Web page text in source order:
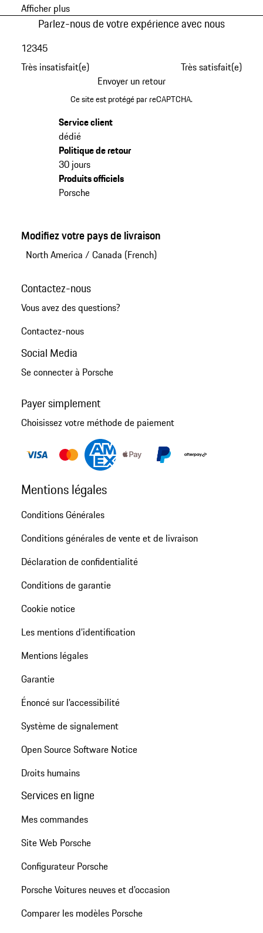
Afficher plus
Parlez-nous de votre expérience avec nous
Très insatisfait(e)
12345
Très satisfait(e)
Envoyer un retour
Ce site est protégé par reCAPTCHA.
Service client
dédié
Politique de retour
30 jours
Produits officiels
Porsche
Modifiez votre pays de livraison
North America / Canada (French)
Contactez-nous
Vous avez des questions?
Contactez-nous
Social Media
Se connecter à Porsche
Payer simplement
Choisissez votre méthode de paiement
Mentions légales
Conditions Générales
Conditions générales de vente et de livraison
Déclaration de confidentialité
Conditions de garantie
Cookie notice
Les mentions d’identification
Mentions légales
Garantie
Énoncé sur l’accessibilité
Système de signalement
Open Source Software Notice
Droits humains
Services en ligne
Mes commandes
Site Web Porsche
Configurateur Porsche
Porsche Voitures neuves et d'occasion
Comparer les modèles Porsche